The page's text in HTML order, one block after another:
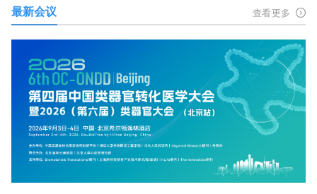
最新会议 查看更多